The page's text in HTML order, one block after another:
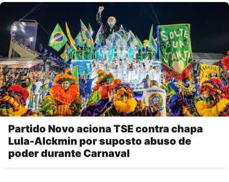
Partido Novo aciona TSE contra chapa
Lula-Alckmin por suposto abuso de
poder durante Carnaval